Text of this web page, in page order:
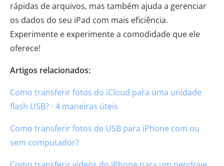
rápidas de arquivos, mas também ajuda a gerenciar
os dados do seu iPad com mais eficiência.
Experimente e experimente a comodidade que ele
oferece!
Artigos relacionados:
Como transferir fotos do iCloud para uma unidade
flash USB? - 4 maneiras úteis
Como transferir fotos de USB para iPhone com ou
sem computador?